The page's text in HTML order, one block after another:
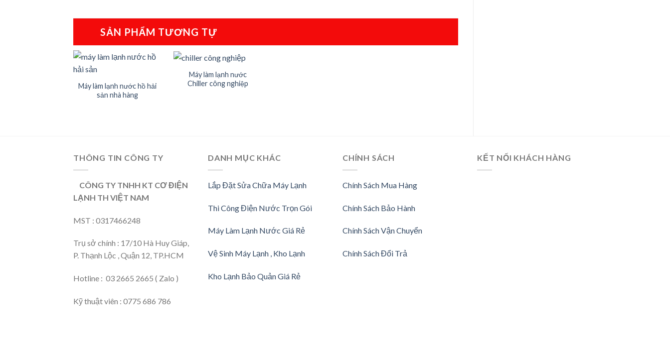
SẢN PHẨM TƯƠNG TỰ
Máy làm lạnh nước hồ hải
sản nhà hàng
+
Máy làm lạnh nước
Chiller công nghiệp
THÔNG TIN CÔNG TY
CÔNG TY TNHH KT CƠ ĐIỆN
LẠNH TH VIỆT NAM
MST : 0317466248
Trụ sở chính : 17/10 Hà Huy Giáp,
P. Thạnh Lộc , Quận 12, TP.HCM
Hotline : 03 2665 2665 ( Zalo )
Kỹ thuật viên : 0775 686 786
DANH MỤC KHÁC
Lắp Đặt Sửa Chữa Máy Lạnh
Thi Công Điện Nước Trọn Gói
Máy Làm Lạnh Nước Giá Rẻ
Vệ Sinh Máy Lạnh , Kho Lạnh
Kho Lạnh Bảo Quản Giá Rẻ
CHÍNH SÁCH
Chính Sách Mua Hàng
Chính Sách Bảo Hành
Chính Sách Vận Chuyển
Chính Sách Đổi Trả
KẾT NỐI KHÁCH HÀNG